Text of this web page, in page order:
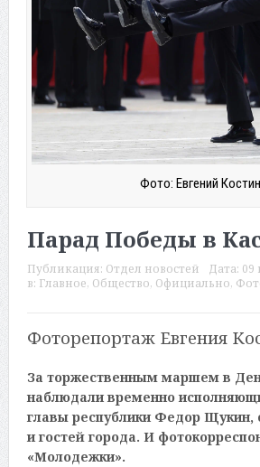
Фото: Евгений
Парад Победы в
Публикация: Отдел новостей Дата: 09
в: Главное, Общество, Официально,
Фоторепортаж Евгения
За торжественным маршем в
наблюдали временно
главы республики Федор Щукин,
и гостей города. И
«Молодежки».